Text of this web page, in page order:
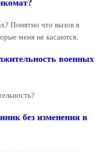
Понятно что вызов в
меня не касаются.
военных
без изменения в